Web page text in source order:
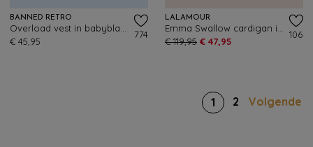
BANNED RETRO
€ 45,95
774
LALAMOUR
€ 119,95 € 47,95
106
1 2 Volgende